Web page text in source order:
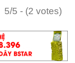
5/5 - (2 votes)